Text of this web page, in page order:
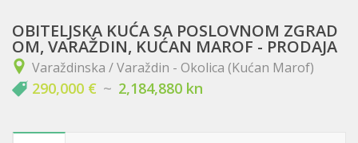
OBITELJSKA KUĆA SA POSLOVNOM ZGRAD
OM, VARAŽDIN, KUĆAN MAROF - PRODAJA
Varaždinska / Varaždin - Okolica (Kućan Marof)
290,000 € ~ 2,184,880 kn